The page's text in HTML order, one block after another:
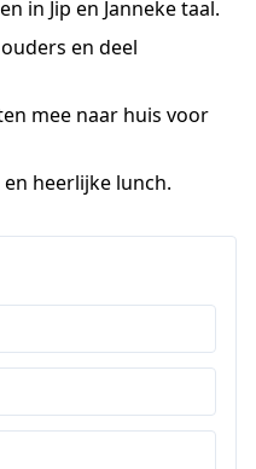
in Jip en Janneke taal.
en deel
mee naar huis voor
heerlijke lunch.